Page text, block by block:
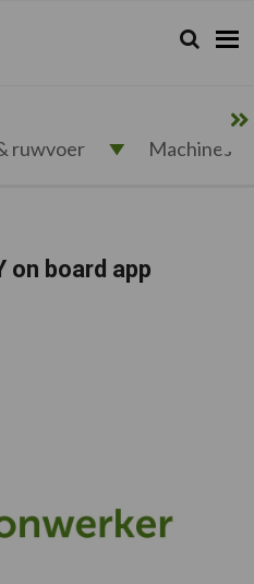
Zoeken...
Zoek
ruwvoer Machines
on board app